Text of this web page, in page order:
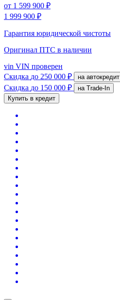
от 1 599 900 ₽
1 999 900 ₽
Гарантия юридической чистоты
Оригинал ПТС в наличии
vin VIN проверен
Скидка до 250 000 ₽ на автокредит
Скидка до 150 000 ₽
на Trade-In
Купить в кредит